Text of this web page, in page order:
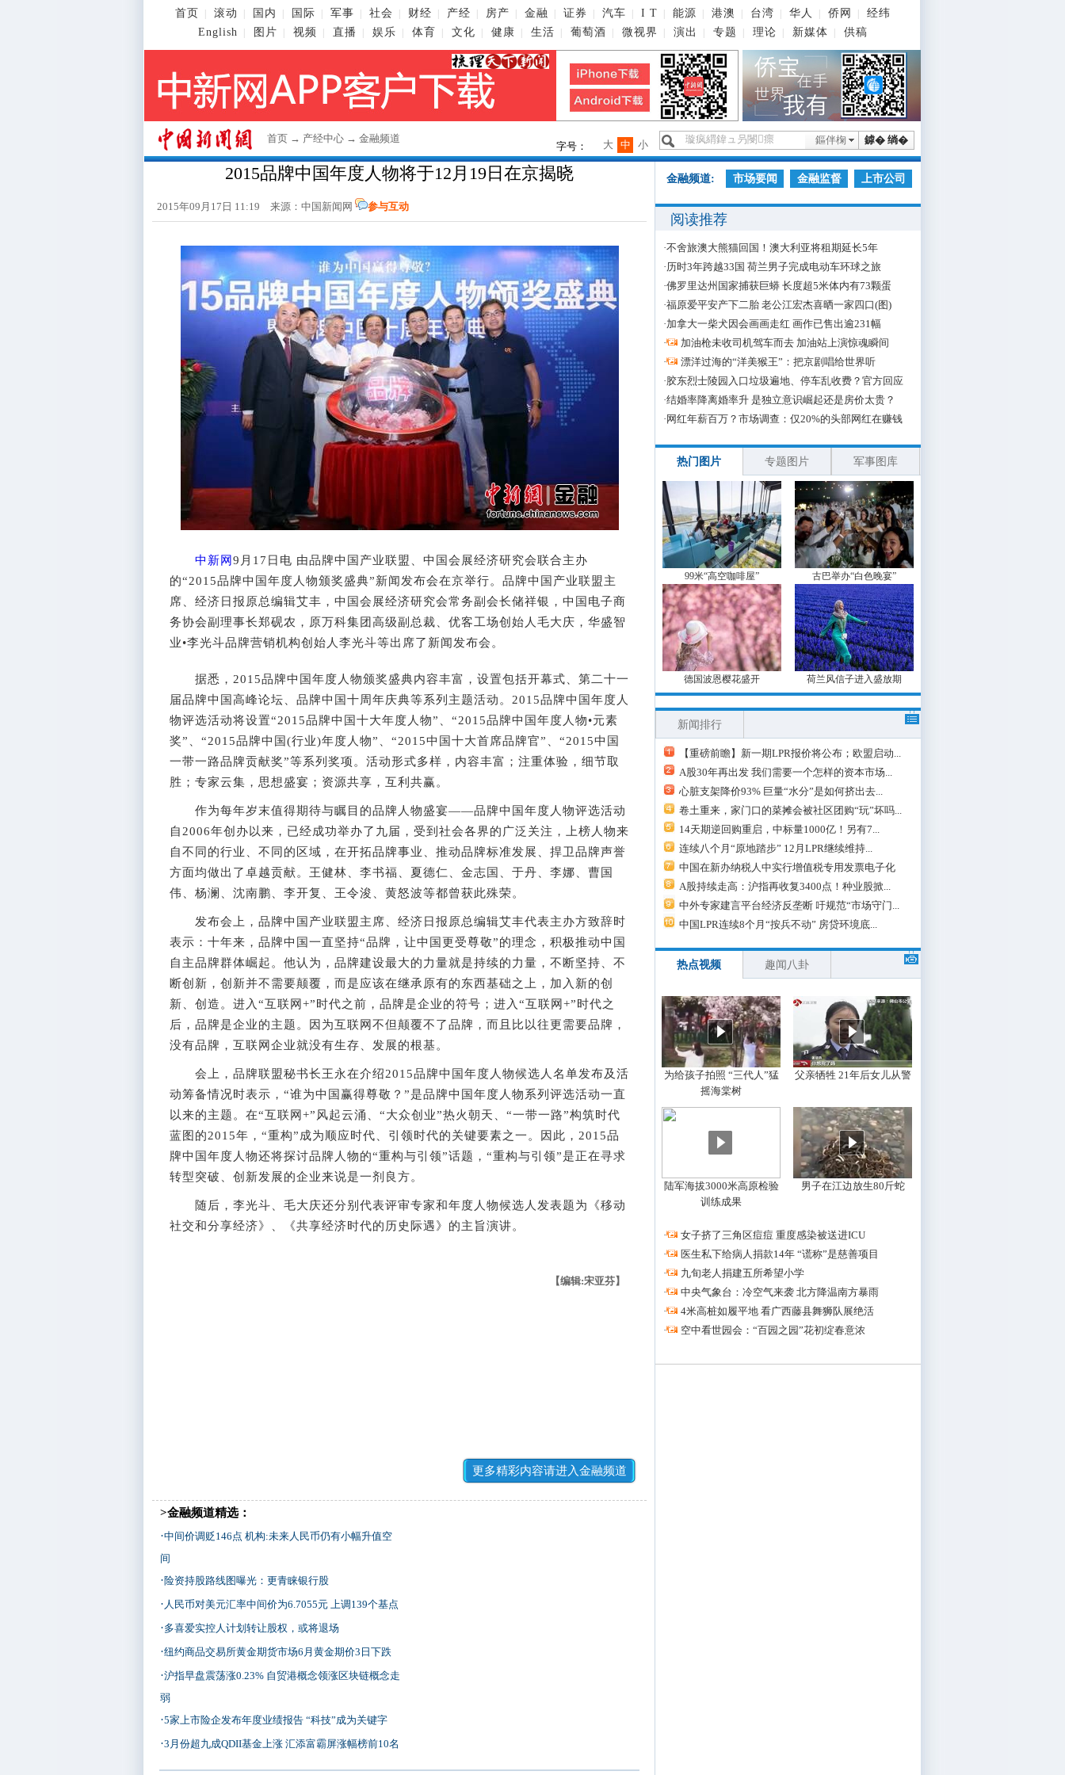
首页 滚动 国内 国际 军事 社会 财经 产经 房产 金融 证券 汽车 I T 能源 港澳 台湾 华人 侨网
经纬
English
图片 视频 直播 娱乐 体育 文化 健康 生活 葡萄酒 微视界 演出 专题 理论 新媒体 供稿
首页 → 产经中心 → 金融频道 鎼� 绱�
鏂伴椈
字号： 小
中
大
2015品牌中国年度人物将于12月19日在京揭晓
2015年09月17日 11:19 来源： 中国新闻网 参与互动
中新网 9月17日电 由品牌中国产业联盟、中国会展经济研究会联合主办
的“2015品牌中国年度人物颁奖盛典”新闻发布会在京举行。品牌中国产业联盟主
席、经济日报原总编辑艾丰，中国会展经济研究会常务副会长储祥银，中国电子商
务协会副理事长郑砚农，原万科集团高级副总裁、优客工场创始人毛大庆，华盛智
业•李光斗品牌营销机构创始人李光斗等出席了新闻发布会。
据悉，2015品牌中国年度人物颁奖盛典内容丰富，设置包括开幕式、第二十一
届品牌中国高峰论坛、品牌中国十周年庆典等系列主题活动。2015品牌中国年度人
物评选活动将设置“2015品牌中国十大年度人物”、“2015品牌中国年度人物•元素
奖”、“2015品牌中国(行业)年度人物”、“2015中国十大首席品牌官”、“2015中国
一带一路品牌贡献奖”等系列奖项。活动形式多样，内容丰富；注重体验，细节取
胜；专家云集，思想盛宴；资源共享，互利共赢。
作为每年岁末值得期待与瞩目的品牌人物盛宴——品牌中国年度人物评选活动
自2006年创办以来，已经成功举办了九届，受到社会各界的广泛关注，上榜人物来
自不同的行业、不同的区域，在开拓品牌事业、推动品牌标准发展、捍卫品牌声誉
方面均做出了卓越贡献。王健林、李书福、夏德仁、金志国、于丹、李娜、曹国
伟、杨澜、沈南鹏、李开复、王令浚、黄怒波等都曾获此殊荣。
发布会上，品牌中国产业联盟主席、经济日报原总编辑艾丰代表主办方致辞时
表示：十年来，品牌中国一直坚持“品牌，让中国更受尊敬”的理念，积极推动中国
自主品牌群体崛起。他认为，品牌建设最大的力量就是持续的力量，不断坚持、不
断创新，创新并不需要颠覆，而是应该在继承原有的东西基础之上，加入新的创
新、创造。进入“互联网+”时代之前，品牌是企业的符号；进入“互联网+”时代之
后，品牌是企业的主题。因为互联网不但颠覆不了品牌，而且比以往更需要品牌，
没有品牌，互联网企业就没有生存、发展的根基。
会上，品牌联盟秘书长王永在介绍2015品牌中国年度人物候选人名单发布及活
动筹备情况时表示，“谁为中国赢得尊敬？”是品牌中国年度人物系列评选活动一直
以来的主题。在“互联网+”风起云涌、“大众创业”热火朝天、“一带一路”构筑时代
蓝图的2015年，“重构”成为顺应时代、引领时代的关键要素之一。因此，2015品
牌中国年度人物还将探讨品牌人物的“重构与引领”话题，“重构与引领”是正在寻求
转型突破、创新发展的企业来说是一剂良方。
随后，李光斗、毛大庆还分别代表评审专家和年度人物候选人发表题为《移动
社交和分享经济》、《共享经济时代的历史际遇》的主旨演讲。
【编辑:宋亚芬】
更多精彩内容请进入金融频道
>金融频道精选：
·中间价调贬146点 机构:未来人民币仍有小幅升值空
间
·险资持股路线图曝光：更青睐银行股
· 人民币对美元汇率中间价为6.7055元 上调139个基点
·多喜爱实控人计划转让股权，或将退场
·纽约商品交易所黄金期货市场6月黄金期价3日下跌
·沪指早盘震荡涨0.23% 自贸港概念领涨区块链概念走
弱
·5家上市险企发布年度业绩报告 “科技”成为关键字
·3月份超九成QDII基金上涨 汇添富霸屏涨幅榜前10名
金融频道: 市场要闻 金融监督 上市公司
阅读推荐
·不舍旅澳大熊猫回国！澳大利亚将租期延长5年
·历时3年跨越33国 荷兰男子完成电动车环球之旅
·佛罗里达州国家捕获巨蟒 长度超5米体内有73颗蛋
·福原爱平安产下二胎 老公江宏杰喜晒一家四口(图)
·加拿大一柴犬因会画画走红 画作已售出逾231幅
·
加油枪未收司机驾车而去 加油站上演惊魂瞬间
·
漂洋过海的“洋美猴王”：把京剧唱给世界听
·胶东烈士陵园入口垃圾遍地、停车乱收费？官方回应
·结婚率降离婚率升 是独立意识崛起还是房价太贵？
· 网红年薪百万？市场调查：仅20%的头部网红在赚钱
热门图片 专题图片 军事图库
99米“高空咖啡屋” 古巴举办“白色晚宴”
德国波恩樱花盛开 荷兰风信子进入盛放期
新闻排行
【重磅前瞻】新一期LPR报价将公布；欧盟启动...
A股30年再出发 我们需要一个怎样的资本市场...
心脏支架降价93% 巨量“水分”是如何挤出去...
卷土重来，家门口的菜摊会被社区团购“玩”坏吗...
14天期逆回购重启，中标量1000亿！另有7...
连续八个月“原地踏步” 12月LPR继续维持...
中国在新办纳税人中实行增值税专用发票电子化
A股持续走高：沪指再收复3400点！种业股掀...
中外专家建言平台经济反垄断 吁规范“市场守门...
中国LPR连续8个月“按兵不动” 房贷环境底...
热点视频 趣闻八卦
为给孩子拍照 “三代人”猛
摇海棠树
父亲牺牲 21年后女儿从警
陆军海拔3000米高原检验
训练成果
男子在江边放生80斤蛇
·
女子挤了三角区痘痘 重度感染被送进ICU
·
医生私下给病人捐款14年 “谎称”是慈善项目
·
九旬老人捐建五所希望小学
·
中央气象台：冷空气来袭 北方降温南方暴雨
·
4米高桩如履平地 看广西藤县舞狮队展绝活
·
空中看世园会：“百园之园”花初绽春意浓